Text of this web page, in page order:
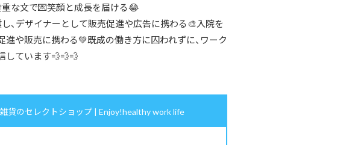
重な文で💌笑顔と成長を届ける😂
し、デザイナーとして販売促進や広告に携わる🎨入院を
や販売に携わる💚既成の働き方に囚われずに、ワーク
しています💨💨💨
活雑貨のセレクトショップ | Enjoy!healthy work life